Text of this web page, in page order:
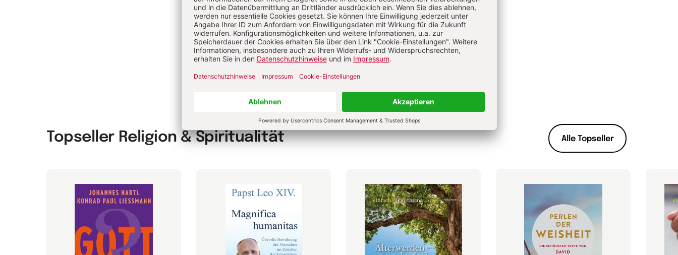
Das Osmanische Reich vor dem Ersten Weltkrieg
Patrologie, Patristik Christentum Volk Gottes
Topseller Religion & Spiritualität Alle Topseller